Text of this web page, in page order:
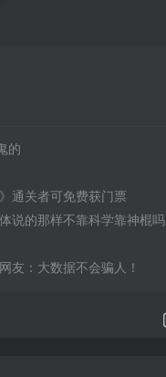
的
通关者可免费获门票
说的那样不靠科学靠神棍吗
友：大数据不会骗人！